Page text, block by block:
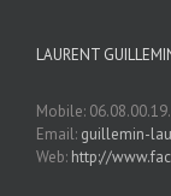
LAURENT
Mobile:
Email: guillemin-
Web: http://